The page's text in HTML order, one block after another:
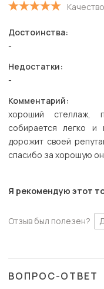
Качество
Достоинства:
-
Недостатки:
-
Комментарий:
хороший стеллаж,
собирается легко и
дорожит своей
спасибо за хорошую
Я рекомендую этот
Отзыв был полезен?
ВОПРОС-ОТВЕТ